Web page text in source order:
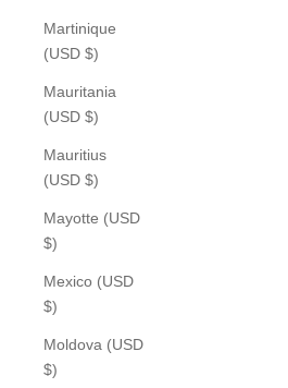
Martinique
(USD $)
Mauritania
(USD $)
Mauritius
(USD $)
Mayotte (USD
$)
Mexico (USD
$)
Moldova (USD
$)